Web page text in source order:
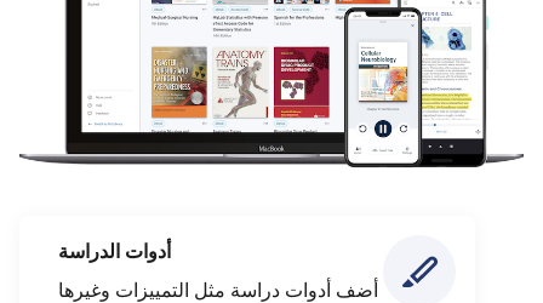
أدوات الدراسة
أضف أدوات دراسة مثل التمييزات وغيرها